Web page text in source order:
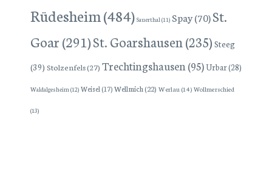
Rüdesheim(484) Sauerthal(11) Spay(70)St.
Goar(291)St. Goarshausen (235) Steeg
(39) Stolzenfels(27) Trechtingshausen (95)Urbar(28)
Waldalgesheim(12) Weisel (17)Wellmich (22) Werlau (14) Wollmerschied
(13)